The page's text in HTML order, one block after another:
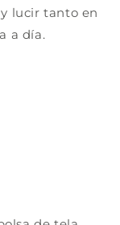
lucir tanto en
a día.